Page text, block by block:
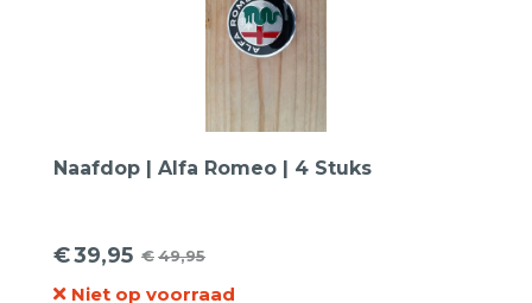
Naafdop | Alfa Romeo | 4 Stuks
€49,95
Oorspronkelijke
€39,95
Huidige
Niet op voorraad